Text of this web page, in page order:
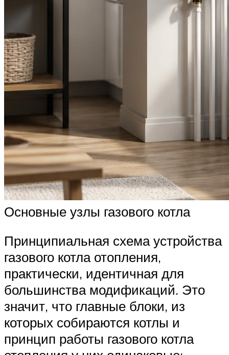
Основные узлы газового котла
Принципиальная схема устройства
газового котла отопления,
практически, идентичная для
большинства модификаций. Это
значит, что главные блоки, из
которых собираются котлы и
принцип работы газового котла